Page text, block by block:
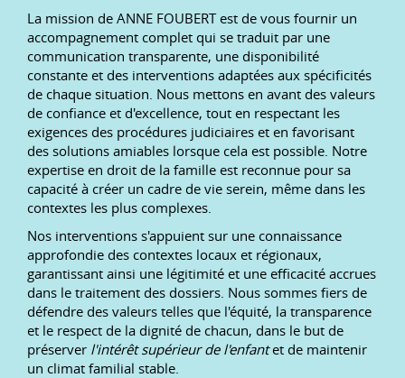
La mission de ANNE FOUBERT est de vous fournir un
accompagnement complet qui se traduit par une
communication transparente, une disponibilité
constante et des interventions adaptées aux spécificités
de chaque situation. Nous mettons en avant des valeurs
de confiance et d'excellence, tout en respectant les
exigences des procédures judiciaires et en favorisant
des solutions amiables lorsque cela est possible. Notre
expertise en droit de la famille est reconnue pour sa
capacité à créer un cadre de vie serein, même dans les
contextes les plus complexes.
Nos interventions s'appuient sur une connaissance
approfondie des contextes locaux et régionaux,
garantissant ainsi une légitimité et une efficacité accrues
dans le traitement des dossiers. Nous sommes fiers de
défendre des valeurs telles que l'équité, la transparence
et le respect de la dignité de chacun, dans le but de
préserver l'intérêt supérieur de l'enfantet de maintenir
un climat familial stable.